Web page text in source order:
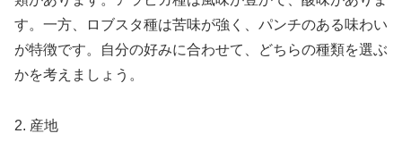
す。一方、ロブスタ種は苦味が強く、パンチのある味わい
が特徴です。自分の好みに合わせて、どちらの種類を選ぶ
かを考えましょう。
2. 産地